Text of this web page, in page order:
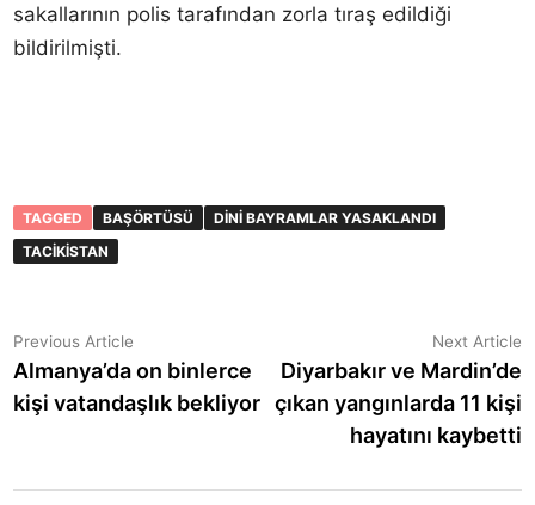
sakallarının polis tarafından zorla tıraş edildiği
bildirilmişti.
TAGGED BAŞÖRTÜSÜ
DINI BAYRAMLAR YASAKLANDI
TACIKISTAN
Yazı
gezinmesi
Previous Article
article:
Almanya’da on binlerce
kişi vatandaşlık bekliyor
Next Article
Diyarbakır ve Mardin’de
çıkan yangınlarda 11 kişi
hayatını kaybetti